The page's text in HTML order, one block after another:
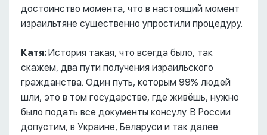
достоинство момента, что в настоящий момент
израильтяне существенно упростили процедуру.
Катя:История такая, что всегда было, так
скажем, два пути получения израильского
гражданства. Один путь, которым 99% людей
шли, это в том государстве, где живёшь, нужно
было подать все документы консулу. В России
допустим, в Украине, Беларуси и так далее.